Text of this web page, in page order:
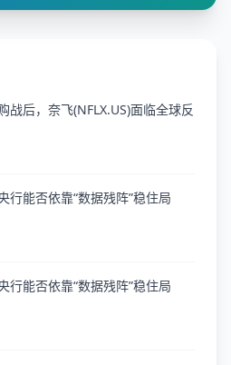
战后，奈飞(NFLX.US)面临全球反
行能否依靠“数据残阵”稳住局
行能否依靠“数据残阵”稳住局